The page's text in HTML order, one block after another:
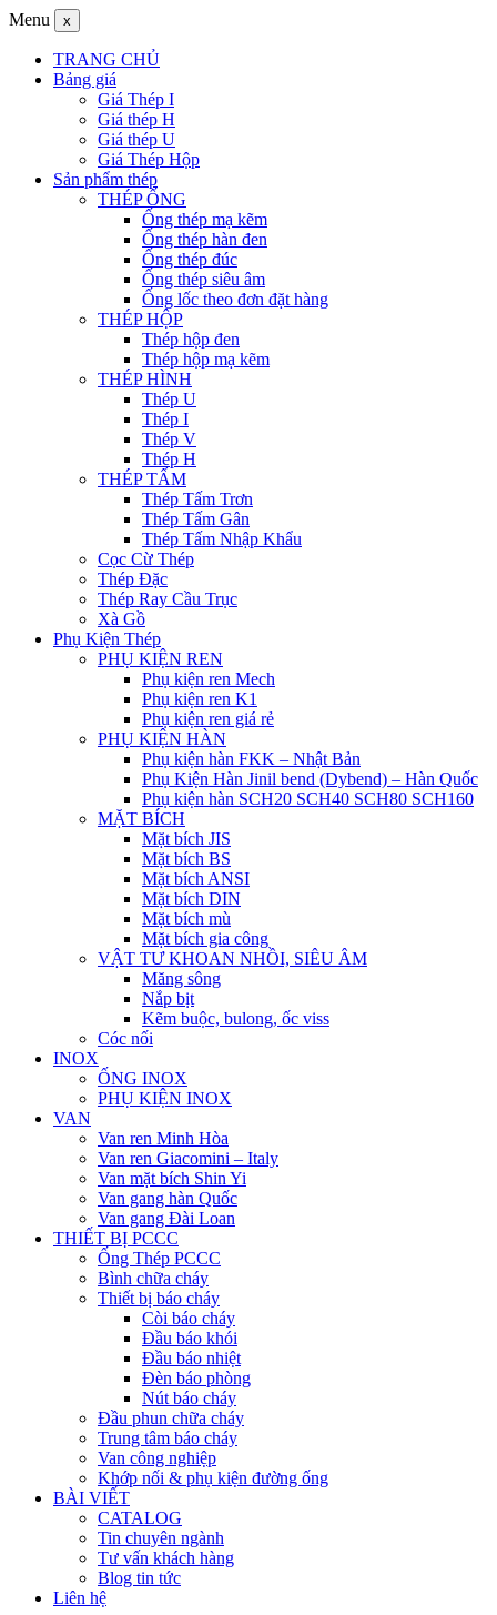
Menu x
TRANG CHỦ
Bảng giá
Giá Thép I
Giá thép H
Giá thép U
Giá Thép Hộp
Sản phẩm thép
THÉP ỐNG
Ống thép mạ kẽm
Ống thép hàn đen
Ống thép đúc
Ống thép siêu âm
Ống lốc theo đơn đặt hàng
THÉP HỘP
Thép hộp đen
Thép hộp mạ kẽm
THÉP HÌNH
Thép U
Thép I
Thép V
Thép H
THÉP TẤM
Thép Tấm Trơn
Thép Tấm Gân
Thép Tấm Nhập Khẩu
Cọc Cừ Thép
Thép Đặc
Thép Ray Cầu Trục
Xà Gồ
Phụ Kiện Thép
PHỤ KIỆN REN
Phụ kiện ren Mech
Phụ kiện ren K1
Phụ kiện ren giá rẻ
PHỤ KIỆN HÀN
Phụ kiện hàn FKK – Nhật Bản
Phụ Kiện Hàn Jinil bend (Dybend) – Hàn Quốc
Phụ kiện hàn SCH20 SCH40 SCH80 SCH160
MẶT BÍCH
Mặt bích JIS
Mặt bích BS
Mặt bích ANSI
Mặt bích DIN
Mặt bích mù
Mặt bích gia công
VẬT TƯ KHOAN NHỒI, SIÊU ÂM
Măng sông
Nắp bịt
Kẽm buộc, bulong, ốc viss
Cóc nối
INOX
ỐNG INOX
PHỤ KIỆN INOX
VAN
Van ren Minh Hòa
Van ren Giacomini – Italy
Van mặt bích Shin Yi
Van gang hàn Quốc
Van gang Đài Loan
THIẾT BỊ PCCC
Ống Thép PCCC
Bình chữa cháy
Thiết bị báo cháy
Còi báo cháy
Đầu báo khói
Đầu báo nhiệt
Đèn báo phòng
Nút báo cháy
Đầu phun chữa cháy
Trung tâm báo cháy
Van công nghiệp
Khớp nối & phụ kiện đường ống
BÀI VIẾT
CATALOG
Tin chuyên ngành
Tư vấn khách hàng
Blog tin tức
Liên hệ